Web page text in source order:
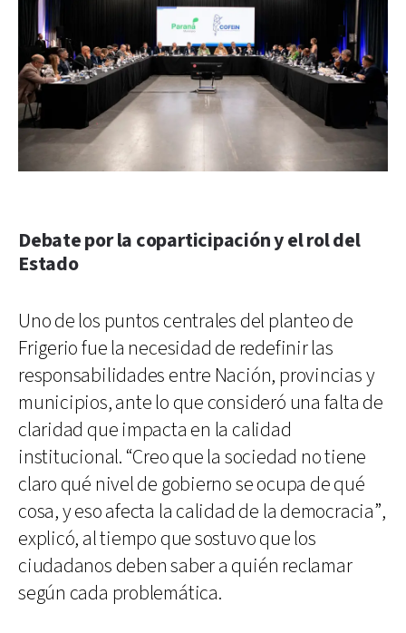
Debate por la coparticipación y el rol del
Estado
Uno de los puntos centrales del planteo de
Frigerio fue la necesidad de redefinir las
responsabilidades entre Nación, provincias y
municipios, ante lo que consideró una falta de
claridad que impacta en la calidad
institucional. “Creo que la sociedad no tiene
claro qué nivel de gobierno se ocupa de qué
cosa, y eso afecta la calidad de la democracia”,
explicó, al tiempo que sostuvo que los
ciudadanos deben saber a quién reclamar
según cada problemática.